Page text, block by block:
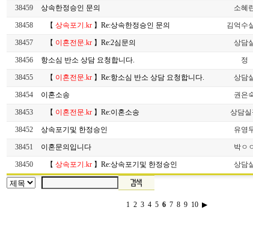
38459 상속한정승인 문의 소혜
38458 【 상속포기.kr 】Re:상속한정승인 문의 김억수
38457 【 이혼전문.kr 】Re:2심문의 상담
38456 항소심 반소 상담 요청합니다. 정
38455 【 이혼전문.kr 】Re:항소심 반소 상담 요청합니다. 상담
38454 이혼소송 권은
38453 【 이혼전문.kr 】Re:이혼소송 상담
38452 상속포기및 한정승인 유영
38451 이혼문의입니다 박ㅇ
38450 【 상속포기.kr 】Re:상속포기및 한정승인 상담
1 2 3 4 5 6 7 8 9 10 ▶